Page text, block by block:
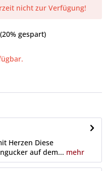
nicht zur Verfügung!
(20% gespart)
Herzen Diese
auf dem... mehr